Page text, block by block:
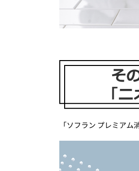
「ソフラン プレミア